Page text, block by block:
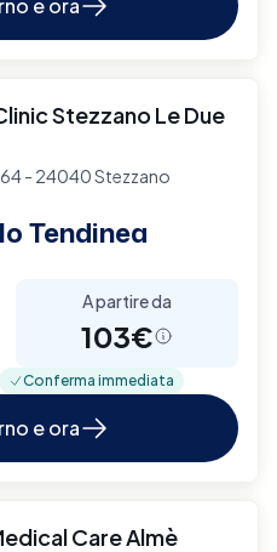
Stezzano Le Due
- 24040 Stezzano
Tendinea
A partire da
103€
Conferma immediata
e ora
Care Almè